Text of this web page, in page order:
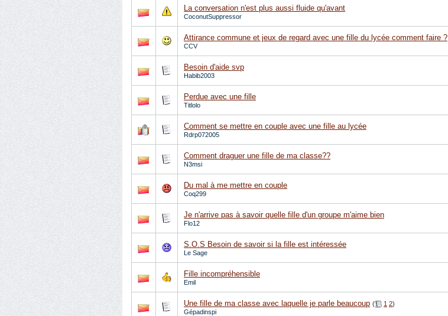
La conversation n'est plus aussi fluide qu'avant
CoconutSuppressor
Attirance commune et jeux de regard avec une fille du lycée comment faire ?
CCV
Besoin d'aide svp
Habib2003
Perdue avec une fille
Titlolo
Comment se mettre en couple avec une fille au lycée
Rdrp072005
Comment draguer une fille de ma classe??
N3msi
Du mal à me mettre en couple
Coq299
Je n'arrive pas à savoir quelle fille d'un groupe m'aime bien
Flo12
S.O.S Besoin de savoir si la fille est intéressée
Le Sage
Fille incompréhensible
Emil
Une fille de ma classe avec laquelle je parle beaucoup ( 1 2)
Gépadinspi